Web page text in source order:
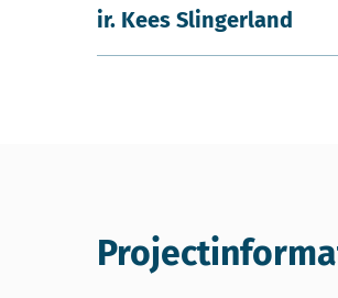
ir. Kees Slingerland